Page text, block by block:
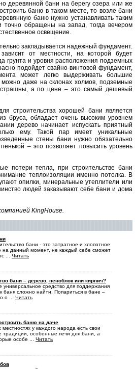
деревянной бани на берегу озера или же
баню в таком месте, то возле бани
баню нужно устанавливать таким
обращены на запад, тогда вечером
освещение.
закладывается надежный фундамент.
от местности, на которой будет
грунта и уровня расположения подземных
подойдет свайно-винтовой фундамент,
может легко выдерживать большие
можно даже на склонах холмов, подземные
а по цене – это самый дешевый
строительства хорошей бани является
бруса, обладает очень высоким уровнем
дерево начинает испускать приятный
ему. Такой пар имеет уникальные
стены бани нужно обязательно
– это позволяет повысить уровень
потери тепла, при строительстве бани
теплоизоляции именно потолка. В
опилки, минеральные утеплители или
людей заказывают себе бани и дома
KingHouse.
бани - это затратное и хлопотное
на данный момент, не каждый себе сможет
... Читать
бани – дерево, пеноблок или кирпич?
универсальное средство для поддержания
баня сложно найти. Попариться в бане –
о ... Читать
баню на даче
у каждого народа есть свои
традиции, особенные печи для бани, а
особе ... Читать